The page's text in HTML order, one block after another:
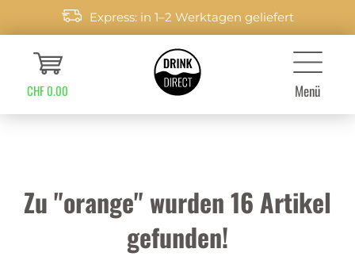
Express: in 1–2 Werktagen geliefert
CHF 0.00 Menü
Zu "orange" wurden16 Artikel
gefunden!